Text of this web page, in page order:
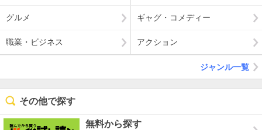
グルメ ギャグ・コメディー
職業・ビジネス アクション
ジャンル一覧
その他で探す
無料から探す